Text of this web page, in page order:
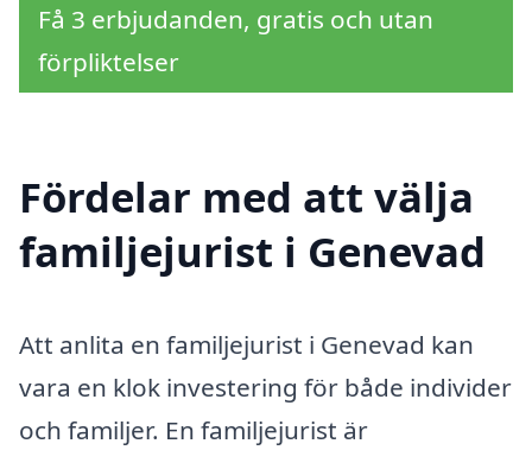
Få 3 erbjudanden, gratis och utan
förpliktelser
Fördelar med att välja
familjejurist i Genevad
Att anlita en familjejurist i Genevad kan
vara en klok investering för både individer
och familjer. En familjejurist är